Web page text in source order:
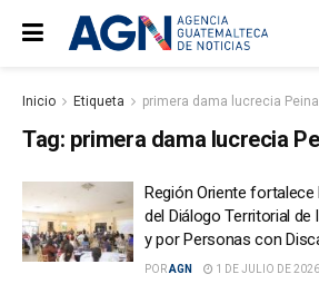
Inicio Etiqueta primera dama lucrecia
Tag: primera dama lucrecia
Región Oriente
del Diálogo Territorial
y por Personas con
PORAGN 1 DE JULIO DE 2026